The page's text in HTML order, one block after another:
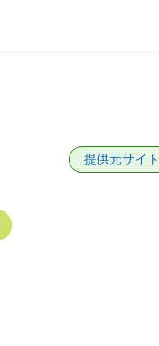
提供元サイ